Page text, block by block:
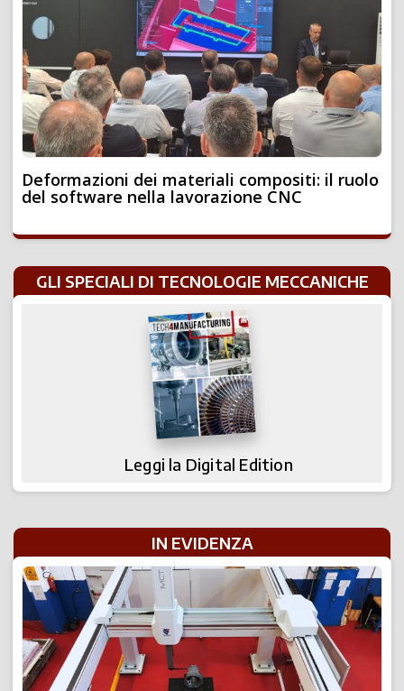
Deformazioni dei materiali compositi: il ruolo
del software nella lavorazione CNC
GLI SPECIALI DI TECNOLOGIE MECCANICHE
Leggi la Digital Edition
IN EVIDENZA